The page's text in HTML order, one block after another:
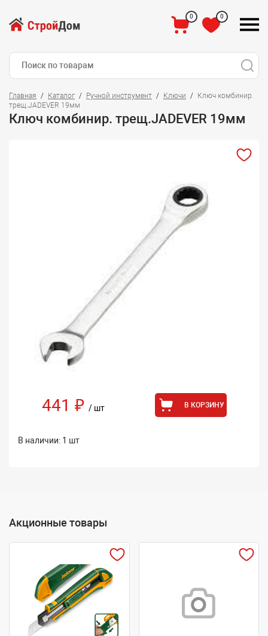
0 0
Главная Каталог Ручной инструмент Ключи
Ключ комбинир.
трещ.JADEVER 19мм
Ключ комбинир. трещ.JADEVER 19мм
441 ₽ / шт В КОРЗИНУ
В наличии: 1 шт
Акционные товары